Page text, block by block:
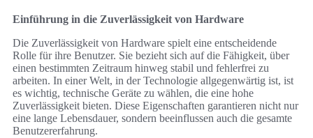
Einführung in die Zuverlässigkeit von Hardware
Die Zuverlässigkeit von Hardware spielt eine entscheidende
Rolle für ihre Benutzer. Sie bezieht sich auf die Fähigkeit, über
einen bestimmten Zeitraum hinweg stabil und fehlerfrei zu
arbeiten. In einer Welt, in der Technologie allgegenwärtig ist, ist
es wichtig, technische Geräte zu wählen, die eine hohe
Zuverlässigkeit bieten. Diese Eigenschaften garantieren nicht nur
eine lange Lebensdauer, sondern beeinflussen auch die gesamte
Benutzererfahrung.